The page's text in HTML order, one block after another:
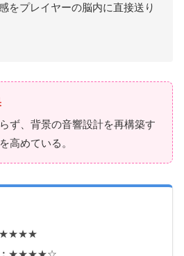
をプレイヤーの脳内に直接送り
ず、背景の音響設計を再構築す
高めている。
★★★★☆